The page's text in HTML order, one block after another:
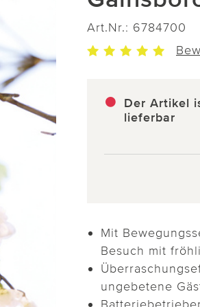
Art.Nr.: 6784700
Der Artikel
lieferbar
Mit
Besuch mit
ungebetene